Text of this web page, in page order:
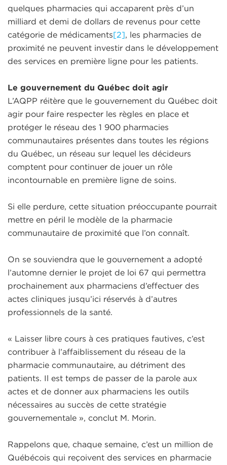
quelques pharmacies qui accaparent près d’un
milliard et demi de dollars de revenus pour cette
catégorie de médicaments[2], les pharmacies de
proximité ne peuvent investir dans le développement
des services en première ligne pour les patients.
Le gouvernement du Québec doit agir
L’AQPP réitère que le gouvernement du Québec doit
agir pour faire respecter les règles en place et
protéger le réseau des 1 900 pharmacies
communautaires présentes dans toutes les régions
du Québec, un réseau sur lequel les décideurs
comptent pour continuer de jouer un rôle
incontournable en première ligne de soins.
Si elle perdure, cette situation préoccupante pourrait
mettre en péril le modèle de la pharmacie
communautaire de proximité que l’on connaît.
On se souviendra que le gouvernement a adopté
l’automne dernier le projet de loi 67 qui permettra
prochainement aux pharmaciens d’effectuer des
actes cliniques jusqu’ici réservés à d’autres
professionnels de la santé.
« Laisser libre cours à ces pratiques fautives, c’est
contribuer à l’affaiblissement du réseau de la
pharmacie communautaire, au détriment des
patients. Il est temps de passer de la parole aux
actes et de donner aux pharmaciens les outils
nécessaires au succès de cette stratégie
gouvernementale », conclut M. Morin.
Rappelons que, chaque semaine, c’est un million de
Québécois qui reçoivent des services en pharmacie